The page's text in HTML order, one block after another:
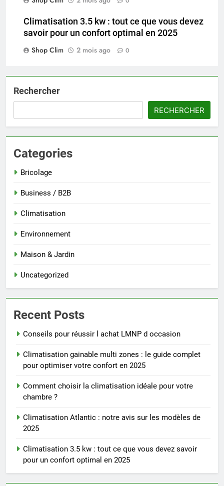
Climatisation 3.5 kw : tout ce que vous devez
savoir pour un confort optimal en 2025
Shop Clim
2 mois ago 0
Rechercher
RECHERCHER
Categories
Bricolage
Business / B2B
Climatisation
Environnement
Maison & Jardin
Uncategorized
Recent Posts
Conseils pour réussir l achat LMNP d occasion
Climatisation gainable multi zones : le guide complet
pour optimiser votre confort en 2025
Comment choisir la climatisation idéale pour votre
chambre ?
Climatisation Atlantic : notre avis sur les modèles de
2025
Climatisation 3.5 kw : tout ce que vous devez savoir
pour un confort optimal en 2025